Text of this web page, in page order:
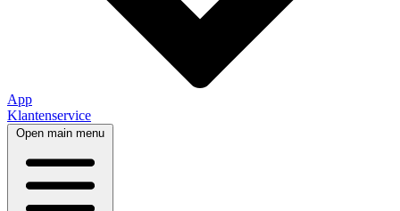
App
Klantenservice
Open main menu